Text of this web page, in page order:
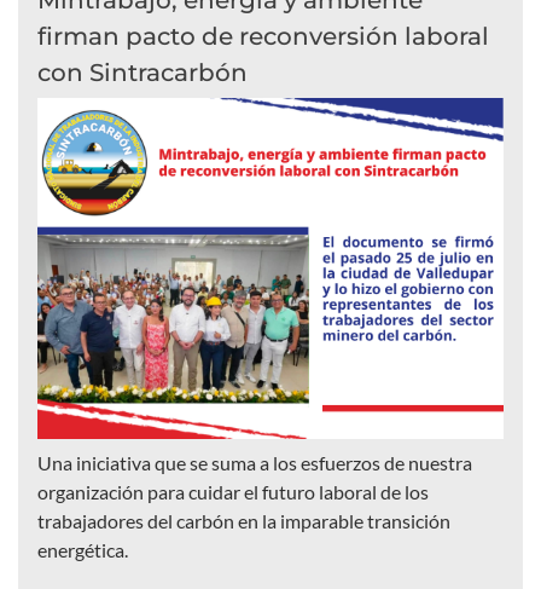
firman pacto de reconversión laboral
con Sintracarbón
Una iniciativa que se suma a los esfuerzos de nuestra
organización para cuidar el futuro laboral de los
trabajadores del carbón en la imparable transición
energética.